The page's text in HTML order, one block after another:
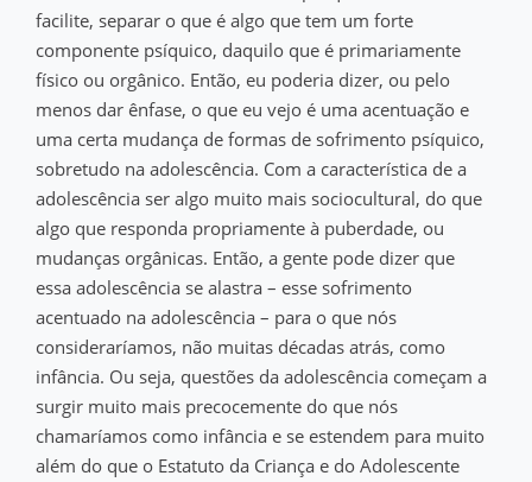
facilite, separar o que é algo que tem um forte
componente psíquico, daquilo que é primariamente
físico ou orgânico. Então, eu poderia dizer, ou pelo
menos dar ênfase, o que eu vejo é uma acentuação e
uma certa mudança de formas de sofrimento psíquico,
sobretudo na adolescência. Com a característica de a
adolescência ser algo muito mais sociocultural, do que
algo que responda propriamente à puberdade, ou
mudanças orgânicas. Então, a gente pode dizer que
essa adolescência se alastra – esse sofrimento
acentuado na adolescência – para o que nós
consideraríamos, não muitas décadas atrás, como
infância. Ou seja, questões da adolescência começam a
surgir muito mais precocemente do que nós
chamaríamos como infância e se estendem para muito
além do que o Estatuto da Criança e do Adolescente